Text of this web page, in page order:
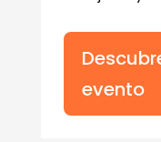
evento